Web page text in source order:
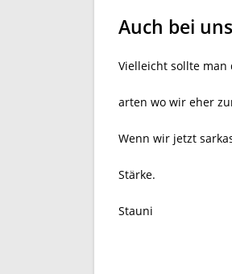
Auch bei
Vielleicht sollte man
arten wo wir eher
Wenn wir jetzt
Stärke.
Stauni